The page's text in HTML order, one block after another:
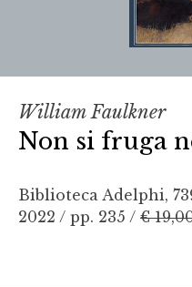
William Faulkner
Non si fruga
Biblioteca Adelphi,
2022 / pp. 235 / €